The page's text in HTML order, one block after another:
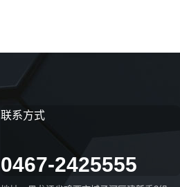
联系方式
0467-2425555